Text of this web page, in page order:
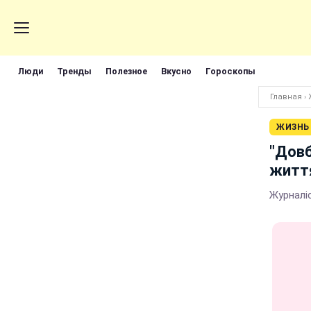
Люди Тренды Полезное Вкусно Гороскопы
Главная ›
ЖИЗНЬ